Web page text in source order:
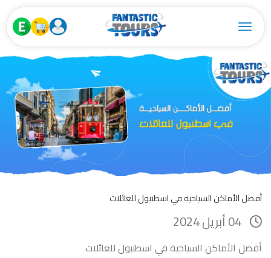
Toggle navigation
أفضل الأماكن السياحية في اسطنبول للعائلات
أفضل الأماكن السياحية في اسطنبول للعائلات